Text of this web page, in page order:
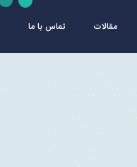
مقالات تماس با ما